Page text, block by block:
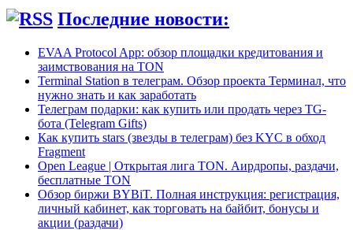
Последние новости:
EVAA Protocol App: обзор площадки кредитования и
заимствования на TON
Terminal Station в телеграм. Обзор проекта Терминал, что
нужно знать и как заработать
Телеграм подарки: как купить или продать через TG-
бота (Telegram Gifts)
Как купить stars (звезды в телеграм) без KYC в обход
Fragment
Open League | Открытая лига TON. Аирдропы, раздачи,
бесплатные TON
Обзор биржи BYBiT. Полная инструкция: регистрация,
личный кабинет, как торговать на байбит, бонусы и
акции (раздачи)